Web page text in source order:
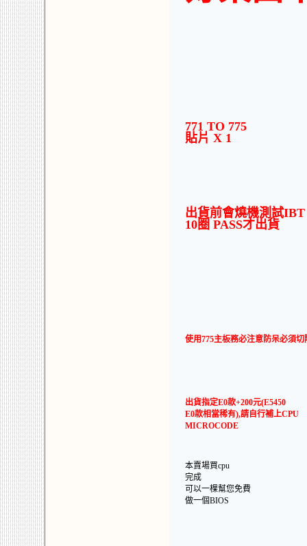
771 TO 775
貼片 X 1
出貨前會燒機測試IBT
10圈 PASS才出貨
使用775主板務必注意防呆必須
出貨指定E0款+200元(E5450
E0款相當稀有),請自行補上CPU
MICROCODE
本賣場買cpu
完成
可以一棵幫您免費
做一個BIOS